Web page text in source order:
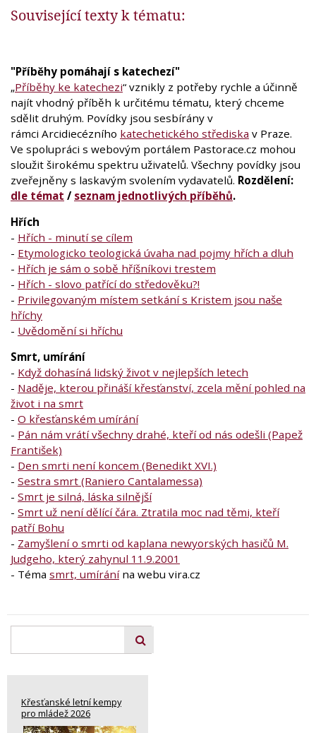
Související texty k tématu:
"Příběhy pomáhají s katechezí"
„Příběhy ke katechezi“ vznikly z potřeby rychle a účinně
najít vhodný příběh k určitému tématu, který chceme
sdělit druhým. Povídky jsou sesbírány v
rámci Arcidiecézního katechetického střediska v Praze.
Ve spolupráci s webovým portálem Pastorace.cz mohou
sloužit širokému spektru uživatelů. Všechny povídky jsou
zveřejněny s laskavým svolením vydavatelů. Rozdělení:
dle témat / seznam jednotlivých příběhů.
Hřích
- Hřích - minutí se cílem
- Etymologicko teologická úvaha nad pojmy hřích a dluh
- Hřích je sám o sobě hříšníkovi trestem
- Hřích - slovo patřící do středověku?!
- Privilegovaným místem setkání s Kristem jsou naše
hříchy
- Uvědomění si hříchu
Smrt, umírání
- Když dohasíná lidský život v nejlepších letech
- Naděje, kterou přináší křesťanství, zcela mění pohled na
život i na smrt
- O křesťanském umírání
- Pán nám vrátí všechny drahé, kteří od nás odešli (Papež
František)
- Den smrti není koncem (Benedikt XVI.)
- Sestra smrt (Raniero Cantalamessa)
- Smrt je silná, láska silnější
- Smrt už není dělící čára. Ztratila moc nad těmi, kteří
patří Bohu
- Zamyšlení o smrti od kaplana newyorských hasičů M.
Judgeho, který zahynul 11.9.2001
- Téma smrt, umíránína webu vira.cz
Křesťanské letní kempy
pro mládež 2026